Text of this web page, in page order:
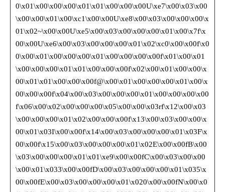
0\x01\x00\x00\x00\x01\x01\x00\x00\x00U\xe7\x00\x03\x00
\x00\x00\x01\x00\xc1\x00\x00U\xe8\x00\x03\x00\x00\x00\x
01\x02~\x00\x00U\xe5\x00\x03\x00\x00\x00\x01\x00\x7f\x
00\x00U\xe6\x00\x03\x00\x00\x00\x01\x02\xc0\x00\x00f\x0
0\x00\x01\x00\x00\x00\x01\x00\x00\x00\x00f\x01\x00\x01
\x00\x00\x00\x01\x01\x00\x00\x00f\x02\x00\x01\x00\x00\x
00\x01\x01\x00\x00\x00f@\x00\x01\x00\x00\x00\x01\x00\x
00\x00\x00f\x04\x00\x03\x00\x00\x00\x01\x00\x00\x00\x00
f\x06\x00\x02\x00\x00\x00\x05\x00\x00\x03rf\x12\x00\x03
\x00\x00\x00\x01\x02\x00\x00\x00f\x13\x00\x03\x00\x00\x
00\x01\x03I\x00\x00f\x14\x00\x03\x00\x00\x00\x01\x03F\x
00\x00f\x15\x00\x03\x00\x00\x00\x01\x02E\x00\x00fB\x00
\x03\x00\x00\x00\x01\x01\xe9\x00\x00fC\x00\x03\x00\x00
\x00\x01\x033\x00\x00fD\x00\x03\x00\x00\x00\x01\x035\x
00\x00fE\x00\x03\x00\x00\x00\x01\x020\x00\x00fN\x00\x0